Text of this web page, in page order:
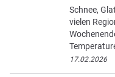
Schnee,
vielen
17.02.2026